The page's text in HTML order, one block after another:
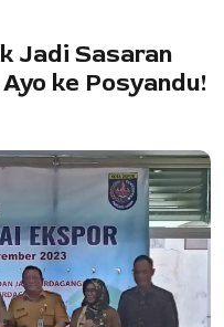
Jadi Sasaran
ke Posyandu!